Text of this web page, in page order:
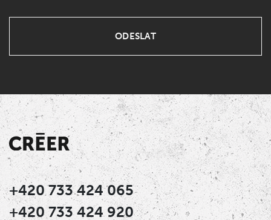
+420 733 424 065
+420 733 424 920